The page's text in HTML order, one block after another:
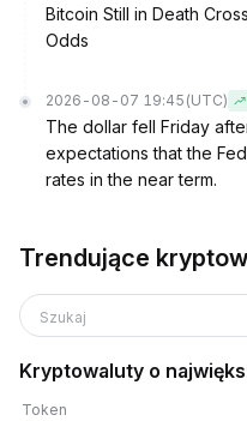
Bitcoin Still in Death
Odds
2026-08-07 19:45 (UTC)
The dollar fell Friday
expectations that the
rates in the near term.
Trendujące
Szukaj
Kryptowaluty o
Token